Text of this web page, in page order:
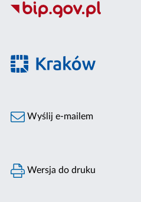
Wyślij e-mailem
Wersja do druku